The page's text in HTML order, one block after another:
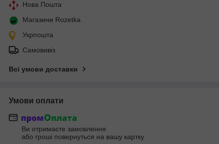
Нова Пошта
Магазини Rozetka
Укрпошта
Самовивіз
Всі умови доставки
Умови оплати
Ви отримаєте замовлення
або гроші повернуться на вашу картку